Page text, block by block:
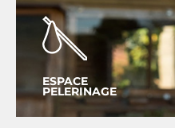
ESPACE
PELERINAGE